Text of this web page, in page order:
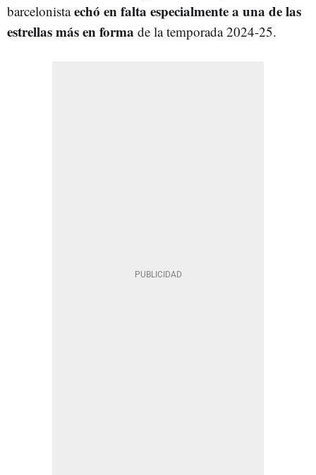
barcelonistaechó en falta especialmente a una de las
estrellas más en forma de la temporada 2024-25.